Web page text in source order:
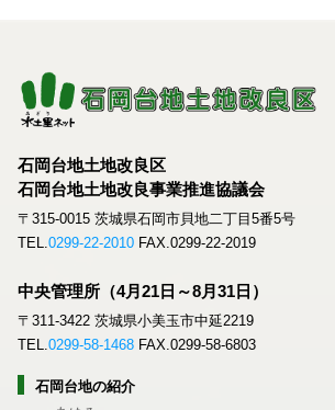
石岡台地土地改良区
石岡台地土地改良事業推進協議会
〒315-0015 茨城県石岡市貝地二丁目5番5号
TEL. 0299-22-2010 FAX.0299-22-2019
中央管理所（4月21日～8月31日）
〒311-3422 茨城県小美玉市中延2219
TEL. 0299-58-1468 FAX.0299-58-6803
石岡台地の紹介